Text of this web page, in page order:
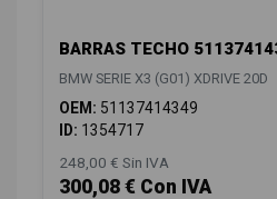
BARRAS TECHO
BMW SERIE X3 (G01) XDRIVE 20D
OEM: 51137414349
ID: 1354717
248,00 € Sin IVA
300,08 € Con IVA